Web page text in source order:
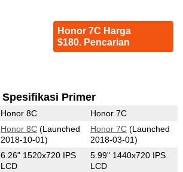
Honor 7C Harga
$180. Pencarian
Spesifikasi Primer
Honor 8C Honor 7C
Honor 8C(Launched
2018-10-01)
Honor 7C(Launched
2018-03-01)
6.26" 1520x720 IPS
LCD
5.99" 1440x720 IPS
LCD